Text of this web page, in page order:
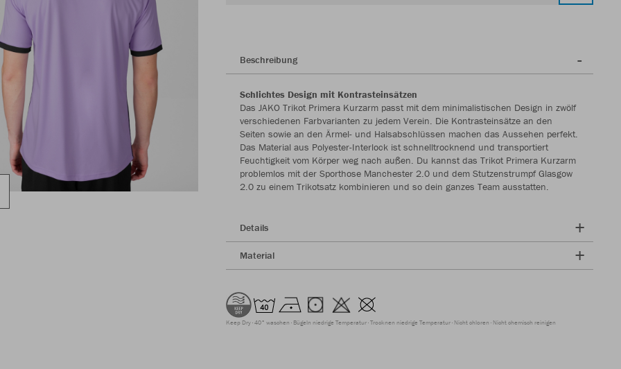
Beschreibung
Schlichtes Design mit Kontrasteinsätzen
Das JAKO Trikot Primera Kurzarm passt mit dem minimalistischen Design in zwölf
verschiedenen Farbvarianten zu jedem Verein. Die Kontrasteinsätze an den
Seiten sowie an den Ärmel- und Halsabschlüssen machen das Aussehen perfekt.
Das Material aus Polyester-Interlock ist schnelltrocknend und transportiert
Feuchtigkeit vom Körper weg nach außen. Du kannst das Trikot Primera Kurzarm
problemlos mit der Sporthose Manchester 2.0 und dem Stutzenstrumpf Glasgow
2.0 zu einem Trikotsatz kombinieren und so dein ganzes Team ausstatten.
Details
Material
Keep Dry 40° waschen Bügeln niedrige Temperatur Trocknen niedrige Temperatur Nicht chloren Nicht chemisch reinigen